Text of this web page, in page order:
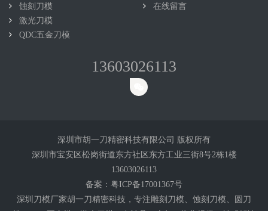
蚀刻刀模
激光刀模
QDC五金刀模
在线留言
13603026113
深圳市胡一刀精密科技有限公司 版权所有
深圳市宝安区松岗街道东方社区东方工业三街8号2栋1楼
13603026113
备案： 粤ICP备17001367号
深圳刀模厂家胡一刀精密科技，专注雕刻 刀模 、蚀刻刀模、圆刀